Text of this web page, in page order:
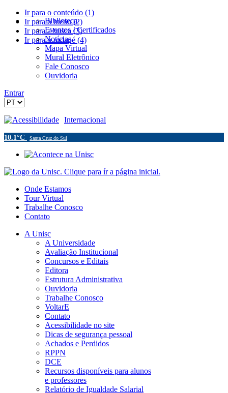
Ir para o conteúdo (1)
Ir para o menu (2)
Ir para a busca (3)
Ir para o rodapé (4)
Biblioteca
Eventos / Certificados
Notícias
Mapa Virtual
Mural Eletrônico
Fale Conosco
Ouvidoria
Entrar
Acessibilidade Internacional
10.1°C Santa Cruz do Sul
Onde Estamos
Tour Virtual
Trabalhe Conosco
Contato
A Unisc
A Universidade
Avaliação Institucional
Concursos e Editais
Editora
Estrutura Administrativa
Ouvidoria
Trabalhe Conosco
VoltarE
Contato
Acessibilidade no site
Dicas de segurança pessoal
Achados e Perdidos
RPPN
DCE
Recursos disponíveis para alunos
e professores
Relatório de Igualdade Salarial